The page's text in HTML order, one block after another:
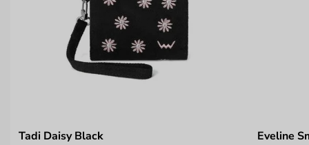
Tadi Daisy Black Eveline